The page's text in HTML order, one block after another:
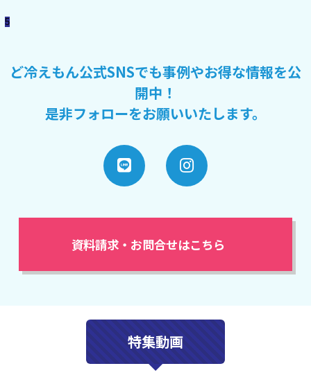
5
ど冷えもん公式SNSでも事例やお得な情報を公
開中！
是非フォローをお願いいたします。
資料請求・お問合せはこちら
特集動画